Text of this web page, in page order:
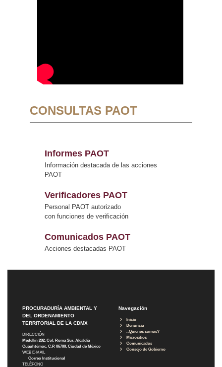
CONSULTAS PAOT
Informes PAOT
Información destacada de las acciones
PAOT
Verificadores PAOT
Personal PAOT autorizado
con funciones de verificación
Comunicados PAOT
Acciones destacadas PAOT
PROCURADURÍA AMBIENTAL Y
DEL ORDENAMIENTO
TERRITORIAL DE LA CDMX
DIRECCIÓN
Medellín 202, Col. Roma Sur, Alcaldía
Cuauhtémoc, C.P. 06700, Ciudad de México
WEB E-MAIL
Correo Institucional
TELÉFONO
Navegación
Inicio
Denuncia
¿Quiénes somos?
Micrositios
Comunicados
Consejo de Gobierno